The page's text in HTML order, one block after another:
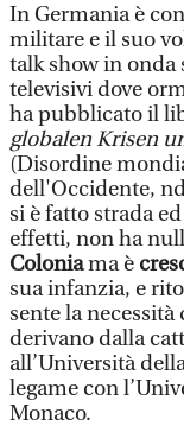
In Germania è
militare e il suo
talk show in onda
televisivi dove
ha pubblicato il
globalen Krisen
(Disordine
dell'Occidente,
si è fatto strada
effetti, non ha
Coloniama è
sua infanzia, e
sente la
derivano dalla
all’Università
legame con
Monaco.